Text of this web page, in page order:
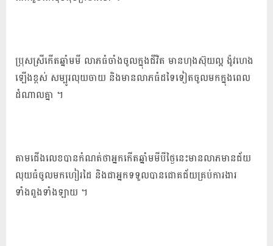
ប្រុស​ស្រី​កើត​ឆ្នាំមមី លាភ​ធំ​ចាំង​ចូល​ក្នុង​ជីវិត មាន​ហុងស៊ុយ​ល្អ ង៉ូ​វ​ហេង​
ឡើង​ខ្ពស់ សម្បូរ​លុយ​ចាយ និង​មាន​លាភ​ធំ​ដទៃ​ទៀត​ចូល​មក​ក្នុង​ពេល​
ដំណាលគ្នា ។
តាម​ជើង​លេខ​បាន​កំណត់​ថា​អ្នក​កើត​ឆ្នាំមមី​បី​ថ្ងៃនេះ​មាន​លាភ​មាន​ជ័យ​
លុយ​ធំ​ចូល​មក​ហៀរ​ដៃ និង​ជា​អ្នក​ទទួល​បាន​ជោគជ័យ​គ្រប់​ការងារ​
ទាំងពួង​ទាំងឡាយ ។